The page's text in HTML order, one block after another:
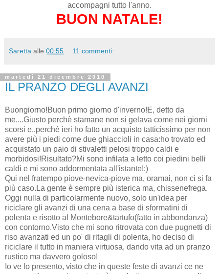
accompagni tutto l'anno.
BUON NATALE!
Saretta alle 00:55 11 commenti:
martedì 21 dicembre 2010
IL PRANZO DEGLI AVANZI
Buongiorno!Buon primo giorno d'inverno!E, detto da
me....Giusto perchè stamane non si gelava come nei giorni
scorsi e..perchè ieri ho fatto un acquisto tatticissimo per non
avere più i piedi come due ghiaccioli in casa:ho trovato ed
acquistato un paio di stivaletti pelosi troppo caldi e
morbidosi!Risultato?Mi sono infilata a letto coi piedini belli
caldi e mi sono addormentata all'istante!:)
Qui nel fratempo piove-nevica-piove ma, oramai, non ci si fa
più caso.La gente è sempre più isterica ma, chissenefrega.
Oggi nulla di particolarmente nuovo, solo un'idea per
riciclare gli avanzi di una cena a base di sformatini di
polenta e risotto al Montebore&tartufo(fatto in abbondanza)
con contorno.Visto che mi sono ritrovata con due pugnetti di
riso avanzati ed un po' di ritagli di polenta, ho deciso di
riciclare il tutto in maniera virtuosa, dando vita ad un pranzo
rustico ma davvero goloso!
Io ve lo presento, visto che in queste feste di avanzi ce ne